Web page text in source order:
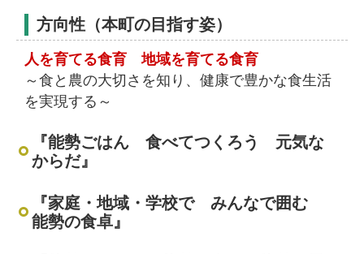
方向性（本町の目指す姿）
人を育てる食育 地域を育てる食育
～食と農の大切さを知り、健康で豊かな食生活
を実現する～
『能勢ごはん 食べてつくろう 元気な
からだ』
『家庭・地域・学校で みんなで囲む
能勢の食卓』